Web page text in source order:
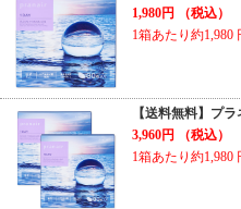
1,980円
（税込）
1箱あたり約1,980
【送料無料】プ
3,960円
（税込）
1箱あたり約1,980